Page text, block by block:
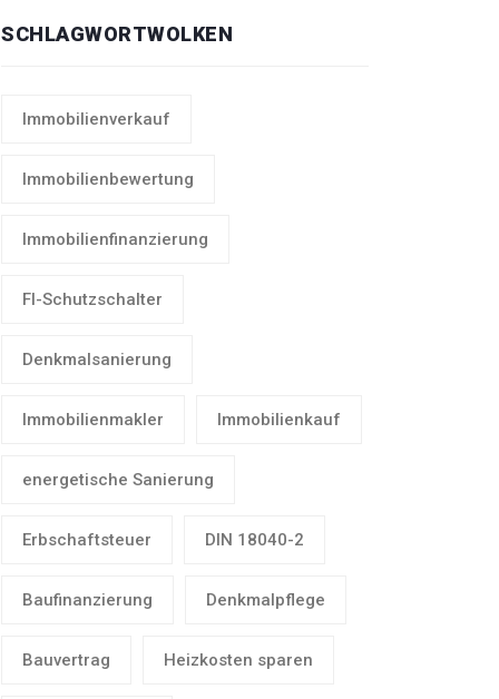
SCHLAGWORTWOLKEN
Immobilienverkauf
Immobilienbewertung
Immobilienfinanzierung
FI-Schutzschalter
Denkmalsanierung
Immobilienmakler Immobilienkauf
energetische Sanierung
Erbschaftsteuer DIN 18040-2
Baufinanzierung Denkmalpflege
Bauvertrag Heizkosten sparen